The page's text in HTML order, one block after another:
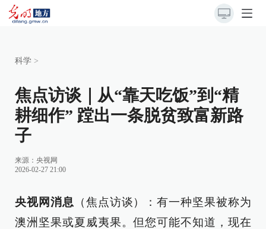
科学 >
焦点访谈｜从“靠天吃饭”到“精
耕细作” 蹚出一条脱贫致富新路
子
来源： 央视网
2026-02-27 21:00
央视网消息 （焦点访谈）：有一种坚果被称为
澳洲坚果或夏威夷果。但您可能不知道，现在